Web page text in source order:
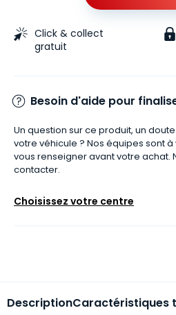
Click & collect
gratuit
Besoin d'aide pour
Un question sur ce produit, un
votre véhicule ? Nos équipes sont
vous renseigner avant votre achat.
contacter.
Choisissez votre centre
DescriptionCaractéristiques